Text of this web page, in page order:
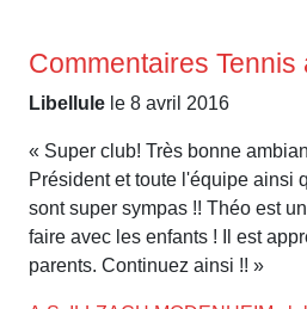
Commentaires Tennis
Libellule le 8 avril 2016
« Super club! Très bonne
Président et toute l'équipe ainsi
sont super sympas !! Théo est
faire avec les enfants ! Il est
parents. Continuez ainsi !! »